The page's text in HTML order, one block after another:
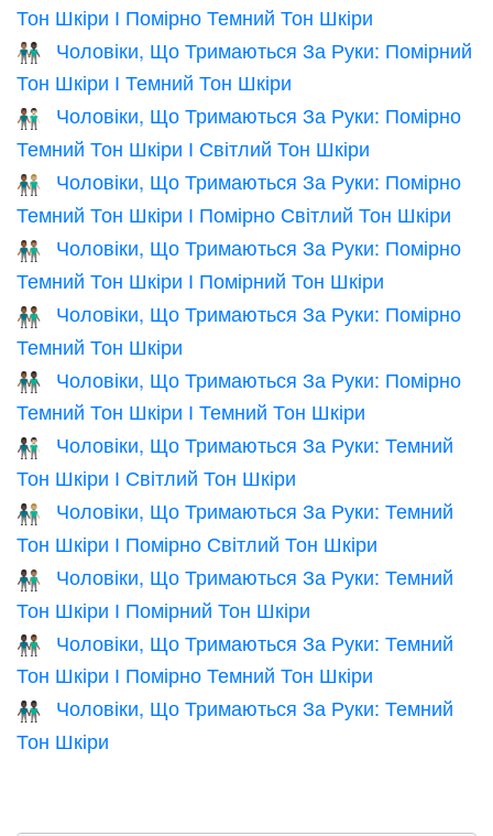
Тон Шкіри І Помірно Темний Тон Шкіри
👨🏽‍🤝‍👨🏿
Чоловіки, Що Тримаються За Руки: Помірний
Тон Шкіри І Темний Тон Шкіри
👨🏾‍🤝‍👨🏻
Чоловіки, Що Тримаються За Руки: Помірно
Темний Тон Шкіри І Світлий Тон Шкіри
👨🏾‍🤝‍👨🏼
Чоловіки, Що Тримаються За Руки: Помірно
Темний Тон Шкіри І Помірно Світлий Тон Шкіри
👨🏾‍🤝‍👨🏽
Чоловіки, Що Тримаються За Руки: Помірно
Темний Тон Шкіри І Помірний Тон Шкіри
👬🏾
Чоловіки, Що Тримаються За Руки: Помірно
Темний Тон Шкіри
👨🏾‍🤝‍👨🏿
Чоловіки, Що Тримаються За Руки: Помірно
Темний Тон Шкіри І Темний Тон Шкіри
👨🏿‍🤝‍👨🏻
Чоловіки, Що Тримаються За Руки: Темний
Тон Шкіри І Світлий Тон Шкіри
👨🏿‍🤝‍👨🏼
Чоловіки, Що Тримаються За Руки: Темний
Тон Шкіри І Помірно Світлий Тон Шкіри
👨🏿‍🤝‍👨🏽
Чоловіки, Що Тримаються За Руки: Темний
Тон Шкіри І Помірний Тон Шкіри
👨🏿‍🤝‍👨🏾
Чоловіки, Що Тримаються За Руки: Темний
Тон Шкіри І Помірно Темний Тон Шкіри
👬🏿
Чоловіки, Що Тримаються За Руки: Темний
Тон Шкіри